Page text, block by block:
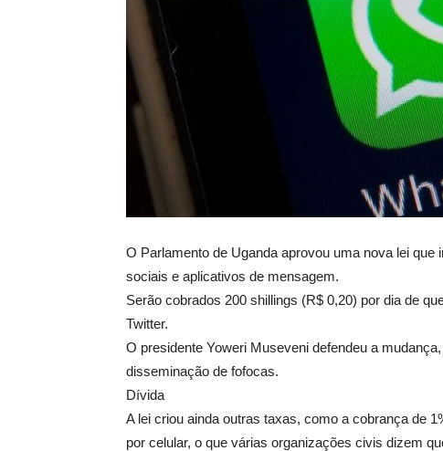
O Parlamento de Uganda aprovou uma nova lei
sociais e aplicativos de mensagem.
Serão cobrados 200 shillings (R$ 0,20) por dia de
Twitter.
O presidente Yoweri Museveni defendeu a
disseminação de fofocas.
Dívida
A lei criou ainda outras taxas, como a cobrança de
por celular, o que várias organizações civis dizem